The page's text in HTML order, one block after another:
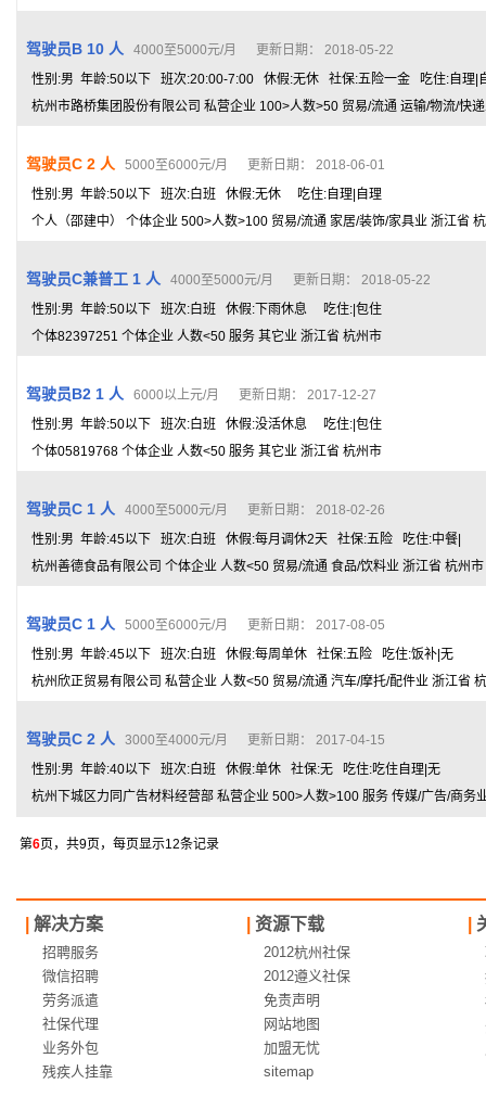
驾驶员B 10 人
4000至5000元/月 更新日期： 2018-05-22
性别:男 年龄:50以下 班次:20:00-7:00 休假:无休 社保:五险一金 吃住:自理|
杭州市路桥集团股份有限公司 私营企业 100>人数>50 贸易/流通 运输/物流/快
驾驶员C 2 人
5000至6000元/月 更新日期： 2018-06-01
性别:男 年龄:50以下 班次:白班 休假:无休 吃住:自理|自理
个人（邵建中） 个体企业 500>人数>100 贸易/流通 家居/装饰/家具业 浙江省
驾驶员C兼普工 1 人
4000至5000元/月 更新日期： 2018-05-22
性别:男 年龄:50以下 班次:白班 休假:下雨休息 吃住:|包住
个体82397251 个体企业 人数<50 服务 其它业 浙江省 杭州市
驾驶员B2 1 人
6000以上元/月 更新日期： 2017-12-27
性别:男 年龄:50以下 班次:白班 休假:没活休息 吃住:|包住
个体05819768 个体企业 人数<50 服务 其它业 浙江省 杭州市
驾驶员C 1 人
4000至5000元/月 更新日期： 2018-02-26
性别:男 年龄:45以下 班次:白班 休假:每月调休2天 社保:五险 吃住:中餐|
杭州善德食品有限公司 个体企业 人数<50 贸易/流通 食品/饮料业 浙江省 杭州市
驾驶员C 1 人
5000至6000元/月 更新日期： 2017-08-05
性别:男 年龄:45以下 班次:白班 休假:每周单休 社保:五险 吃住:饭补|无
杭州欣正贸易有限公司 私营企业 人数<50 贸易/流通 汽车/摩托/配件业 浙江省
驾驶员C 2 人
3000至4000元/月 更新日期： 2017-04-15
性别:男 年龄:40以下 班次:白班 休假:单休 社保:无 吃住:吃住自理|无
杭州下城区力同广告材料经营部 私营企业 500>人数>100 服务 传媒/广告/商务
第6页，共9页，每页显示12条记录
解决方案 资源下载
招聘服务
微信招聘
劳务派遣
社保代理
业务外包
残疾人挂靠
2012杭州社保
2012遵义社保
免责声明
网站地图
加盟无忧
sitemap